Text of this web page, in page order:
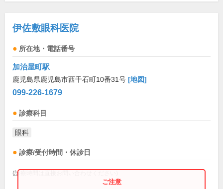
伊佐敷眼科医院
所在地・電話番号
加治屋町駅
鹿児島県鹿児島市西千石町10番31号 [地図]
099-226-1679
診療科目
眼科
診療/受付時間・休診日
(診療時間は直接お問い合わせください)